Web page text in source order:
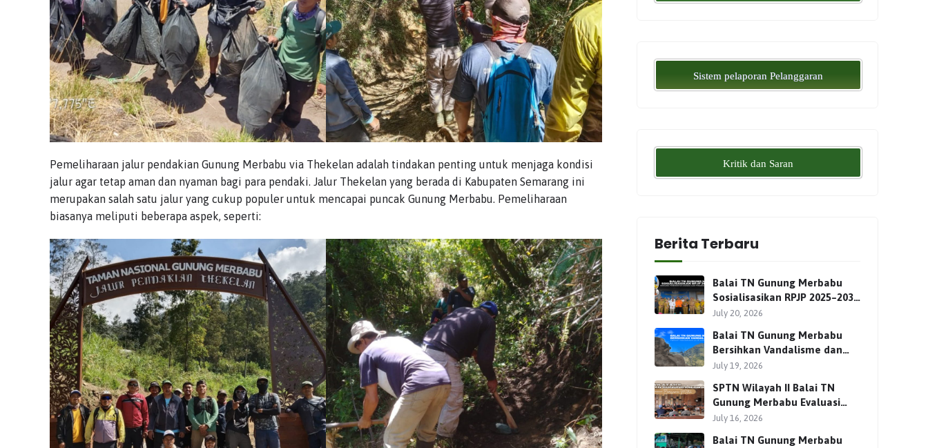
Pemeliharaan jalur pendakian Gunung Merbabu via Thekelan adalah tindakan penting untuk menjaga kondisi
jalur agar tetap aman dan nyaman bagi para pendaki. Jalur Thekelan yang berada di Kabupaten Semarang ini
merupakan salah satu jalur yang cukup populer untuk mencapai puncak Gunung Merbabu. Pemeliharaan
biasanya meliputi beberapa aspek, seperti:
Sistem pelaporan Pelanggaran
Kritik dan Saran
Berita Terbaru
Balai TN Gunung Merbabu
Sosialisasikan RPJP 2025–2034
Bersama Para Pemangku
July 20, 2026
Balai TN Gunung Merbabu
Bersihkan Vandalisme dan
Perkuat Pengamanan Jalur
July 19, 2026
SPTN Wilayah II Balai TN
Gunung Merbabu Evaluasi
Pengelolaan Wisata
July 16, 2026
Balai TN Gunung Merbabu